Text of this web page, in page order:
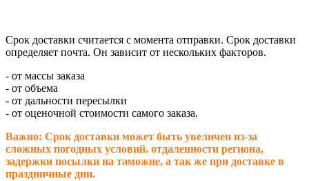
Срок доставки считается с момента отправки. Срок доставки
определяет почта. Он зависит от нескольких факторов.
- от массы заказа
- от объема
- от дальности пересылки
- от оценочной стоимости самого заказа.
Важно: Срок доставки может быть увеличен из-за
сложных погодных условий. отдаленности региона,
задержки посылки на таможне, а так же при доставке в
праздничные дни.